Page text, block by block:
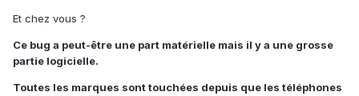
Et chez vous ?
Ce bug a peut-être une part matérielle mais il y a une grosse
partie logicielle.
Toutes les marques sont touchées depuis que les téléphones